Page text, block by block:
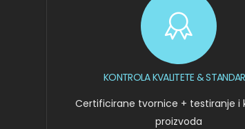
KONTROLA KVALITETE &
Certificirane tvornice + testiranje i
proizvoda